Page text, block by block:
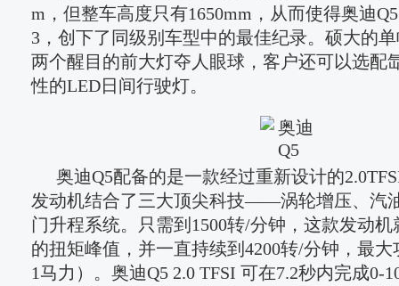
m，但整车高度只有1650mm，从而使得奥迪
3，创下了同级别车型中的最佳纪录。硕大的
两个醒目的前大灯夺人眼球，客户还可以选配
性的LED日间行驶灯。
奥迪Q5配备的是一款经过重新设计的
发动机结合了三大顶尖科技——涡轮增压、汽
门升程系统。只需到1500转/分钟，这款发动机
的扭矩峰值，并一直持续到4200转/分钟，最大
1马力）。奥迪Q5 2.0 TFSI 可在7.2秒内完成0-